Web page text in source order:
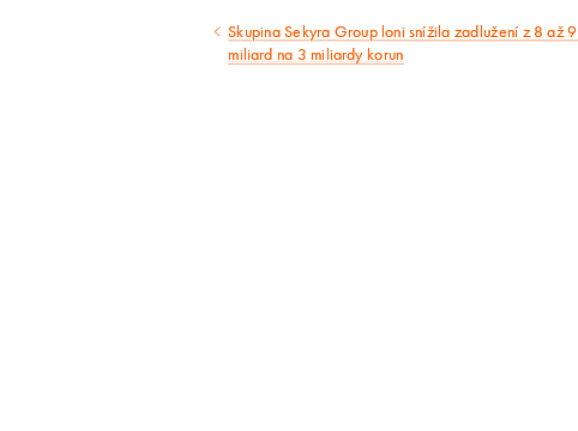
Předcházející
Skupina Sekyra Group loni snížila zadlužení z 8 až 9
miliard na 3 miliardy korun